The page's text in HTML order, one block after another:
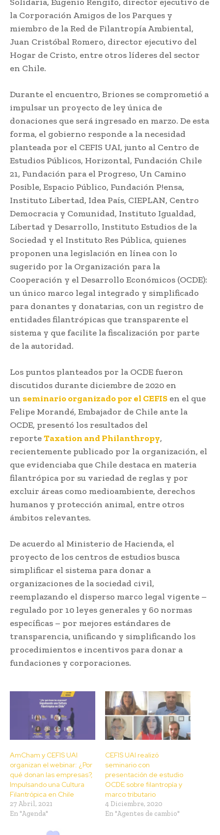
la Corporación Amigos de los Parques y
miembro de la Red de Filantropía Ambiental,
Juan Cristóbal Romero, director ejecutivo del
Hogar de Cristo, entre otros líderes del sector
en Chile.
Durante el encuentro, Briones se comprometió a
impulsar un proyecto de ley única de
donaciones que será ingresado en marzo. De esta
forma, el gobierno responde a la necesidad
planteada por el CEFIS UAI, junto al Centro de
Estudios Públicos, Horizontal, Fundación Chile
21, Fundación para el Progreso, Un Camino
Posible, Espacio Público, Fundación P!ensa,
Instituto Libertad, Idea País, CIEPLAN, Centro
Democracia y Comunidad, Instituto Igualdad,
Libertad y Desarrollo, Instituto Estudios de la
Sociedad y el Instituto Res Pública, quienes
proponen una legislación en línea con lo
sugerido por la Organización para la
Cooperación y el Desarrollo Económicos (OCDE):
un único marco legal integrado y simplificado
para donantes y donatarias, con un registro de
entidades filantrópicas que transparente el
sistema y que facilite la fiscalización por parte
de la autoridad.
Los puntos planteados por la OCDE fueron
discutidos durante diciembre de 2020 en
un seminario organizado por el CEFIS en el que
Felipe Morandé, Embajador de Chile ante la
OCDE, presentó los resultados del
reporteTaxation and Philanthropy,
recientemente publicado por la organización, el
que evidenciaba que Chile destaca en materia
filantrópica por su variedad de reglas y por
excluir áreas como medioambiente, derechos
humanos y protección animal, entre otros
ámbitos relevantes.
De acuerdo al Ministerio de Hacienda, el
proyecto de los centros de estudios busca
simplificar el sistema para donar a
organizaciones de la sociedad civil,
reemplazando el disperso marco legal vigente –
regulado por 10 leyes generales y 60 normas
específicas – por mejores estándares de
transparencia, unificando y simplificando los
procedimientos e incentivos para donar a
fundaciones y corporaciones.
AmCham y CEFIS UAI
organizan el webinar: ¿Por
qué donan las empresas?,
Impulsando una Cultura
Filantrópica en Chile
27 Abril, 2021
En "Agenda"
CEFIS UAI realizó
seminario con
presentación de estudio
OCDE sobre filantropía y
marco tributario
4 Diciembre, 2020
En "Agentes de cambio"